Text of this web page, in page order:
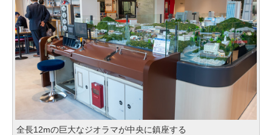
全長12mの巨大なジオラマが中央に鎮座する